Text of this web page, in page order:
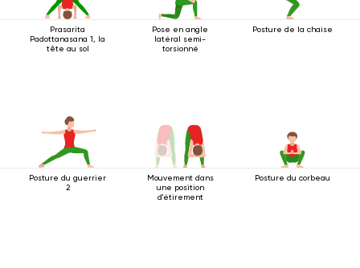
Prasarita
Padottanasana 1, la
tête au sol
Pose en angle
latéral semi-
torsionné
Posture de la chaise
Posture du guerrier
2
Mouvement dans
une position
d'étirement
Posture du corbeau